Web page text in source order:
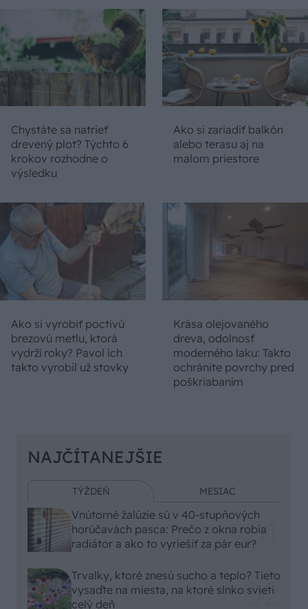
Chystáte sa natrieť
drevený plot? Týchto 6
krokov rozhodne o
výsledku
Ako si zariadiť balkón
alebo terasu aj na
malom priestore
Ako si vyrobiť poctivú
brezovú metlu, ktorá
vydrží roky? Pavol ich
takto vyrobil už stovky
Krása olejovaného
dreva, odolnosť
moderného laku: Takto
ochránite povrchy pred
poškriabaním
NAJČÍTANEJŠIE
TÝŽDEŇ MESIAC
Vnútorné žalúzie sú v 40-stupňových
horúčavách pasca: Prečo z okna robia
radiátor a ako to vyriešiť za pár eur?
Trvalky, ktoré znesú sucho a teplo? Tieto
vysaďte na miesta, na ktoré slnko svieti
celý deň